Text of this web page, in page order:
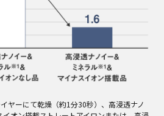
ヤーにて乾燥（約1分30秒）、高浸透ナノ